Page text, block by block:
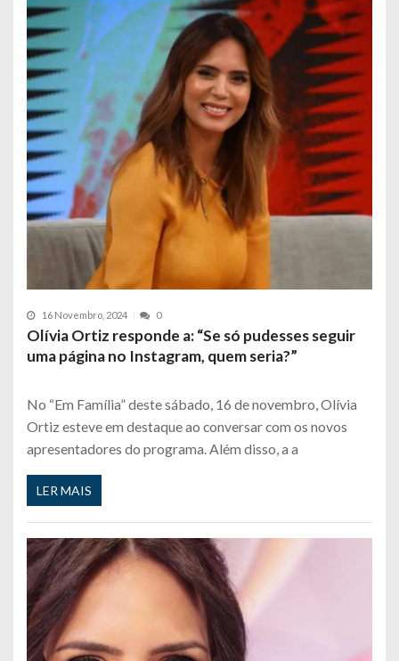
16 Novembro, 2024 0
Olívia Ortiz responde a: “Se só pudesses seguir
uma página no Instagram, quem seria?”
No “Em Família” deste sábado, 16 de novembro, Olívia
Ortiz esteve em destaque ao conversar com os novos
apresentadores do programa. Além disso, a a
LER MAIS